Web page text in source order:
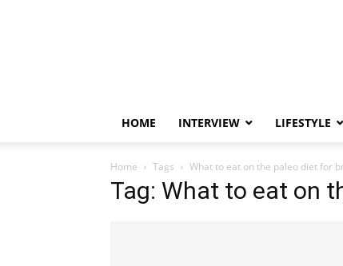
HOME INTERVIEW LIFESTYLE
Home Tags What to eat on the paleo diet for
Tag: What to eat on